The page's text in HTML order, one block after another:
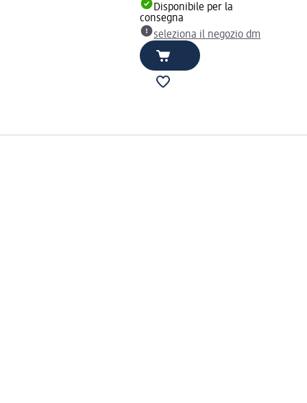
Disponibile per la
consegna
seleziona il negozio dm